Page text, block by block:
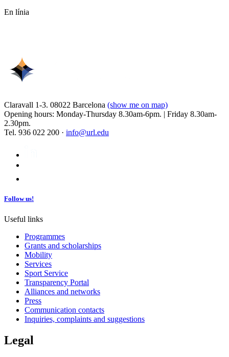
En línia
Claravall 1-3. 08022 Barcelona (show me on map)
Opening hours: Monday-Thursday 8.30am-6pm. | Friday 8.30am-
2.30pm.
Tel. 936 022 200 · info@url.edu
Follow us!
Useful links
Programmes
Grants and scholarships
Mobility
Services
Sport Service
Transparency Portal
Alliances and networks
Press
Communication contacts
Inquiries, complaints and suggestions
Legal